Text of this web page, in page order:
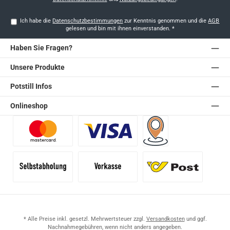
Ich habe die Datenschutzbestimmungen zur Kenntnis genommen und dieAGB
gelesen und bin mit ihnen einverstanden. *
Haben Sie Fragen?
Unsere Produkte
Potstill Infos
Onlineshop
* Alle Preise inkl. gesetzl. Mehrwertsteuer zzgl. Versandkostenund ggf.
Nachnahmegebühren, wenn nicht anders angegeben.